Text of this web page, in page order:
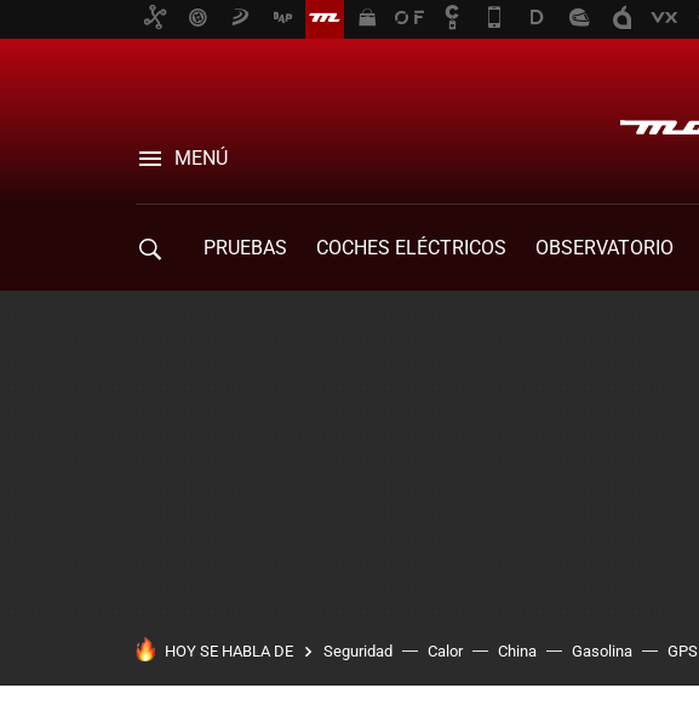
MENÚ
PRUEBAS COCHES ELÉCTRICOS OBSERVATORIO
HOY SE HABLA DE Seguridad Calor China Gasolina GPS